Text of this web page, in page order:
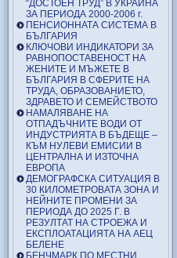
“ДОСТОЕН ТРУД” В УКРАЙНА
ЗА ПЕРИОДА 2000-2006 г.
ПЕНСИОННАТА СИСТЕМА В
БЪЛГАРИЯ
КЛЮЧОВИ ИНДИКАТОРИ ЗА
РАВНОПОСТАВЕНОСТ НА
ЖЕНИТЕ И МЪЖЕТЕ В
БЪЛГАРИЯ В СФЕРИТЕ НА
ТРУДА, ОБРАЗОВАНИЕТО,
ЗДРАВЕТО И СЕМЕЙСТВОТО
НАМАЛЯВАНЕ НА
ОТПАДЪЧНИТЕ ВОДИ ОТ
ИНДУСТРИЯТА В БЪДЕЩЕ –
КЪМ НУЛЕВИ ЕМИСИИ В
ЦЕНТРАЛНА И ИЗТОЧНА
ЕВРОПА
ДЕМОГРАФСКА СИТУАЦИЯ В
30 КИЛОМЕТРОВАТА ЗОНА И
НЕЙНИТЕ ПРОМЕНИ ЗА
ПЕРИОДА ДО 2025 Г. В
РЕЗУЛТАТ НА СТРОЕЖА И
ЕКСПЛОАТАЦИЯТА НА АЕЦ
БЕЛЕНЕ
БЕНЧМАРК ПО МЕСТНИ